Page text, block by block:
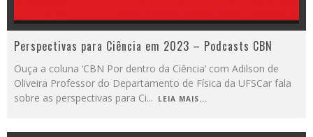
Perspectivas para Ciência em 2023 – Podcasts CBN
Ouça a coluna ‘CBN Por dentro da Ciência’ com Adilson de
Oliveira Professor do Departamento de Física da UFSCar fala
sobre as perspectivas para Ci... LEIA MAIS...